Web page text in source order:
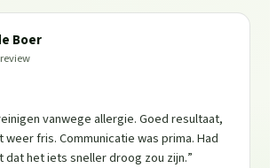
Boer
vanwege allergie. Goed resultaat,
fris. Communicatie was prima. Had
dat het iets sneller droog zou zijn.”